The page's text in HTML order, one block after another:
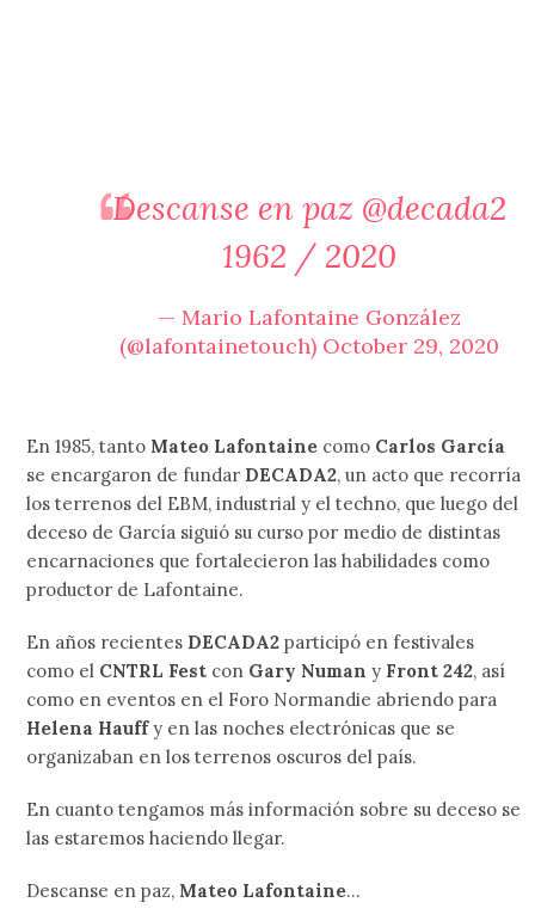
Descanse en paz @decada2
1962 / 2020
— Mario Lafontaine González
(@lafontainetouch) October 29, 2020
En 1985, tanto Mateo Lafontaine como Carlos García
se encargaron de fundar DECADA2, un acto que recorría
los terrenos del EBM, industrial y el techno, que luego del
deceso de García siguió su curso por medio de distintas
encarnaciones que fortalecieron las habilidades como
productor de Lafontaine.
En años recientes DECADA2participó en festivales
como el CNTRL Fest con Gary Numany Front 242, así
como en eventos en el Foro Normandie abriendo para
Helena Hauffy en las noches electrónicas que se
organizaban en los terrenos oscuros del país.
En cuanto tengamos más información sobre su deceso se
las estaremos haciendo llegar.
Descanse en paz, Mateo Lafontaine…